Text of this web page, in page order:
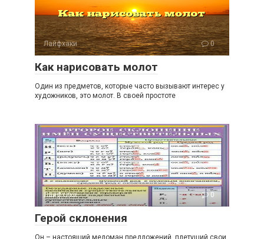
Лайфхаки 0
Как нарисовать молот
Один из предметов, которые часто вызывают интерес у
художников, это молот. В своей простоте
Лайфхаки 0
Герой склонения
Он – настоящий меломан предложений, плетущий свои